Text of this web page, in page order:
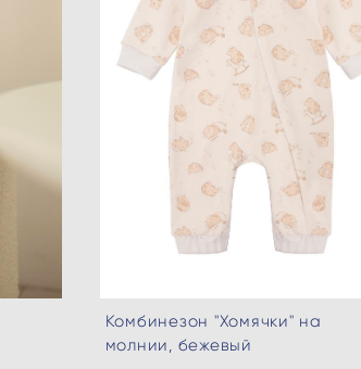
Комбинезон "Хомячки" на
молнии, бежевый